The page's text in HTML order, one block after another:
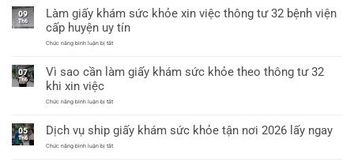
không?
uy
tín
tại
Nội
khám
từ
09
Th6
Làm giấy khám sức khỏe xin việc thông tư 32 bệnh viện
cấp huyện uy tín
Chức năng bình luận bị tắtở
khám
sức
việc
32
bệnh
viện
07
Th6
Vì sao cần làm giấy khám sức khỏe theo thông tư 32
khi xin việc
Chức năng bình luận bị tắtở
cần
làm
giấy
05
Th6
Dịch vụ ship giấy khám sức khỏe tận nơi 2026 lấy ngay
Chức năng bình luận bị tắtở